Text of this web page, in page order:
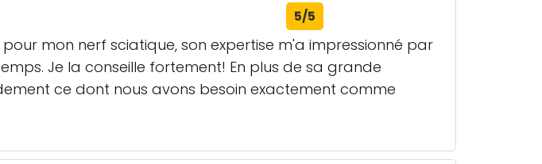
5/5
mon nerf sciatique, son expertise m'a impressionné par
Je la conseille fortement! En plus de sa grande
ce dont nous avons besoin exactement comme